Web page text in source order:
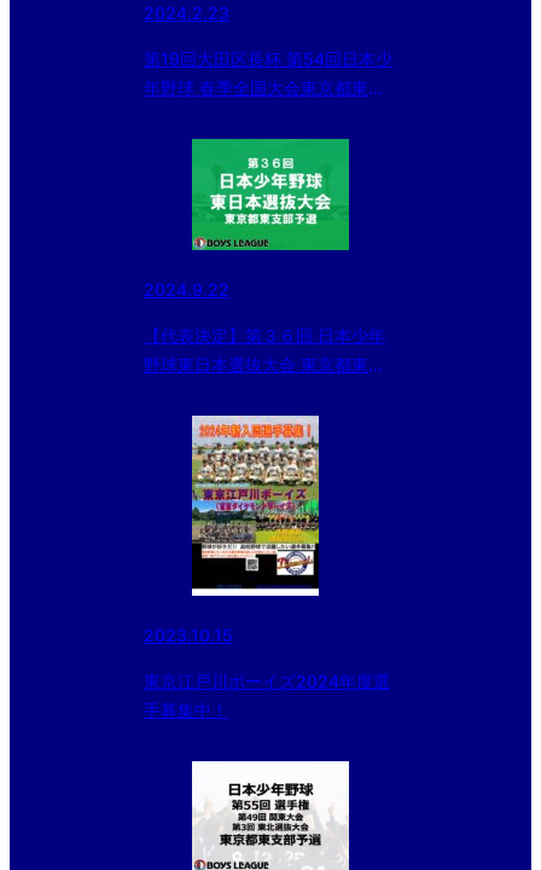
2024.2.23
第19回大田区長杯 第54回日本少
年野球 春季全国大会東京都東支
2024.9.22
【代表決定】第３６回 日本少年
野球東日本選抜大会 東京都東支
2023.10.15
東京江戸川ボーイズ2024年度選
手募集中！